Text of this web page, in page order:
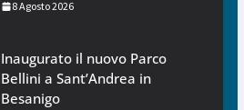
8 Agosto 2026
Inaugurato il nuovo Parco
Bellini a Sant’Andrea in
Besanigo